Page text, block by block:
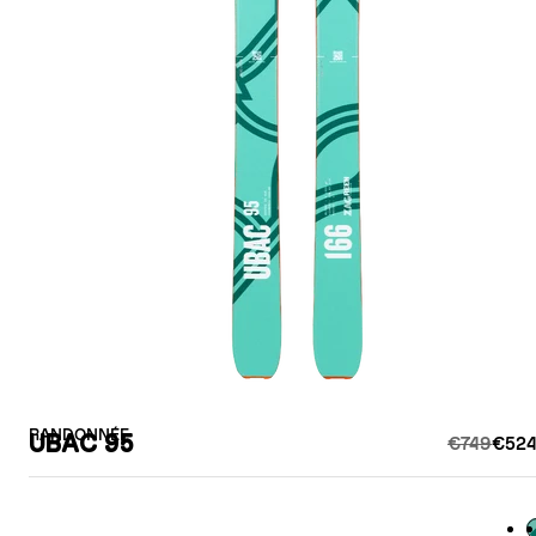
RANDONNÉE
UBAC 95 €749